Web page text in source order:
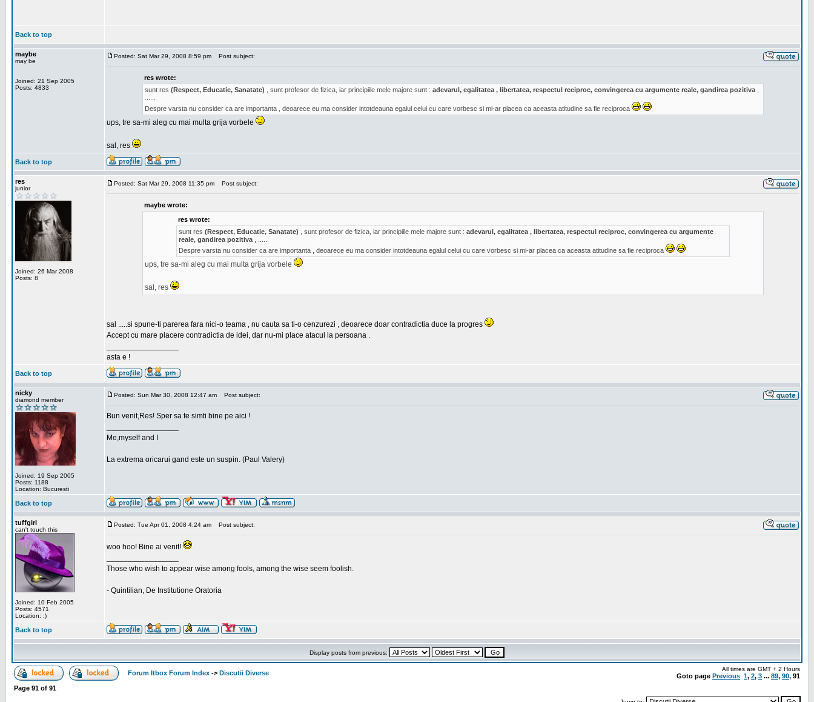
Back to top
maybe
may be
Joined: 21 Sep 2005
Posts: 4833
Posted: Sat Mar 29, 2008 8:59 pm Post subject:
res wrote:
sunt res (Respect, Educatie, Sanatate) , sunt profesor de fizica, iar principiile mele majore sunt : adevarul, egalitatea , libertatea, respectul reciproc, convingerea cu argumente reale, gandirea pozitiva
Despre varsta nu consider ca are importanta , deoarece eu ma consider intotdeauna egalul celui cu care vorbesc si mi-ar placea ca aceasta atitudine sa fie reciproca
ups, tre sa-mi aleg cu mai multa grija vorbele
sal, res
Back to top
res
junior
Joined: 26 Mar 2008
Posts: 8
Posted: Sat Mar 29, 2008 11:35 pm Post subject:
maybe wrote:
res wrote:
sunt res (Respect, Educatie, Sanatate) , sunt profesor de fizica, iar principiile mele majore sunt : adevarul, egalitatea , libertatea, respectul reciproc, convingerea cu argumente
reale, gandirea pozitiva
Despre varsta nu consider ca are importanta , deoarece eu ma consider intotdeauna egalul celui cu care vorbesc si mi-ar placea ca aceasta atitudine sa fie reciproca
ups, tre sa-mi aleg cu mai multa grija vorbele
sal, res
sal .....si spune-ti parerea fara nici-o teama , nu cauta sa ti-o cenzurezi , deoarece doar contradictia duce la progres
Accept cu mare placere contradictia de idei, dar nu-mi place atacul la persoana .
asta e !
Back to top
nicky
diamond member
Joined: 19 Sep 2005
Posts: 1188
Location: Bucuresti
Posted: Sun Mar 30, 2008 12:47 am Post subject:
Bun venit,Res! Sper sa te simti bine pe aici !
Me,myself and I
La extrema oricarui gand este un suspin. (Paul Valery)
Back to top
tuffgirl
can't touch this
Joined: 10 Feb 2005
Posts: 4571
Location: ;)
Posted: Tue Apr 01, 2008 4:24 am Post subject:
woo hoo! Bine ai venit!
Those who wish to appear wise among fools, among the wise seem foolish.
- Quintilian, De Institutione Oratoria
Back to top
Display posts from previous:
Forum Itbox Forum Index -> Discutii Diverse
All times are GMT + 2 Hours
Goto page Previous 1, 2, 3 ... 89, 90, 91
Page 91 of 91